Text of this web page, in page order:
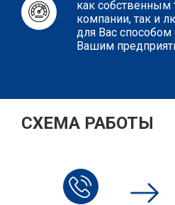
как собственным
компании, так и
для Вас
Вашим
СХЕМА РАБОТЫ